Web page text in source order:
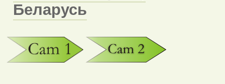
Беларусь